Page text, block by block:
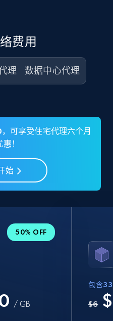
费用
理 数据中心代理
可享受住宅代理六个月
！
始
50% OFF
/ GB
包含
$6